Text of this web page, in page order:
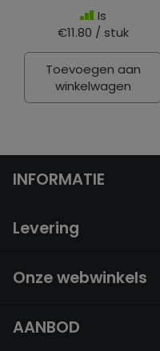
Is
€11.80 / stuk
Toevoegen aan
winkelwagen
INFORMATIE
Levering
Onze webwinkels
AANBOD